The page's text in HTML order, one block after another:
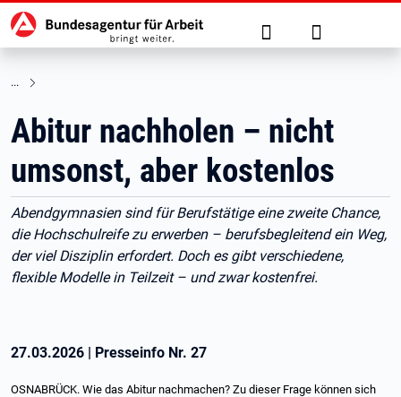
zu den Hauptinhalten springen
Hauptnavigation Suche Anmelden
Abitur nachholen – nicht
umsonst, aber kostenlos
Abendgymnasien sind für Berufstätige eine zweite Chance,
die Hochschulreife zu erwerben – berufsbegleitend ein Weg,
der viel Disziplin erfordert. Doch es gibt verschiedene,
flexible Modelle in Teilzeit – und zwar kostenfrei.
27.03.2026 | Presseinfo Nr. 27
OSNABRÜCK. Wie das Abitur nachmachen? Zu dieser Frage können sich